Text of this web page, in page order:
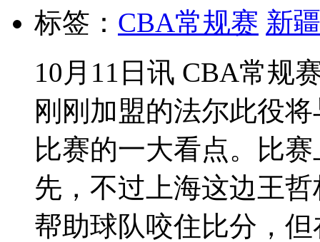
标签： CBA常规赛 新
10月11日讯 CBA常规
刚刚加盟的法尔此役
比赛的一大看点。比
先，不过上海这边王
帮助球队咬住比分，